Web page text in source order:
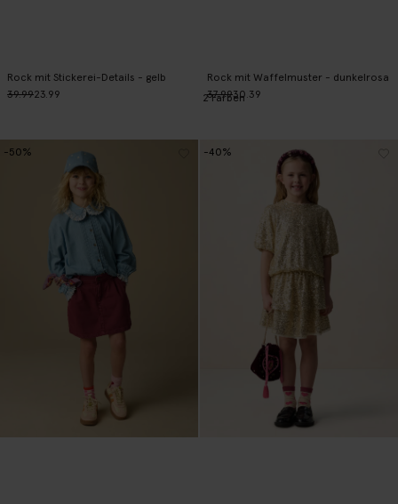
Rock mit Stickerei-Details - gelb
39.9923.99
Rock mit Waffelmuster - dunkelrosa
37.9930.39
2Farben
-50% -40%